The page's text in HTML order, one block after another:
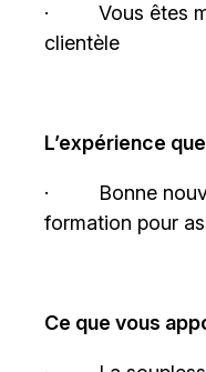
·
Vous êtes
clientèle
L’expérience
· Bonne
formation pour
Ce que vous